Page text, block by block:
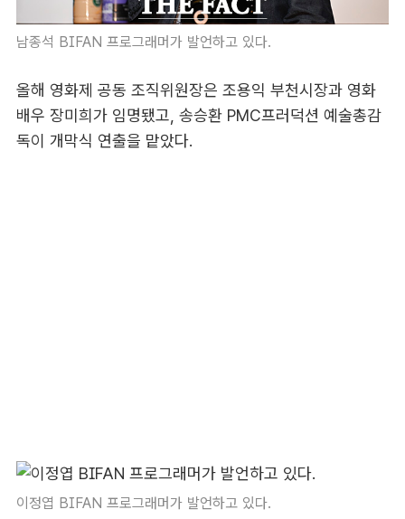
남종석 BIFAN 프로그래머가 발언하고 있다.
올해 영화제 공동 조직위원장은 조용익 부천시장과 영화
배우 장미희가 임명됐고, 송승환 PMC프러덕션 예술총감
독이 개막식 연출을 맡았다.
이정엽 BIFAN 프로그래머가 발언하고 있다.